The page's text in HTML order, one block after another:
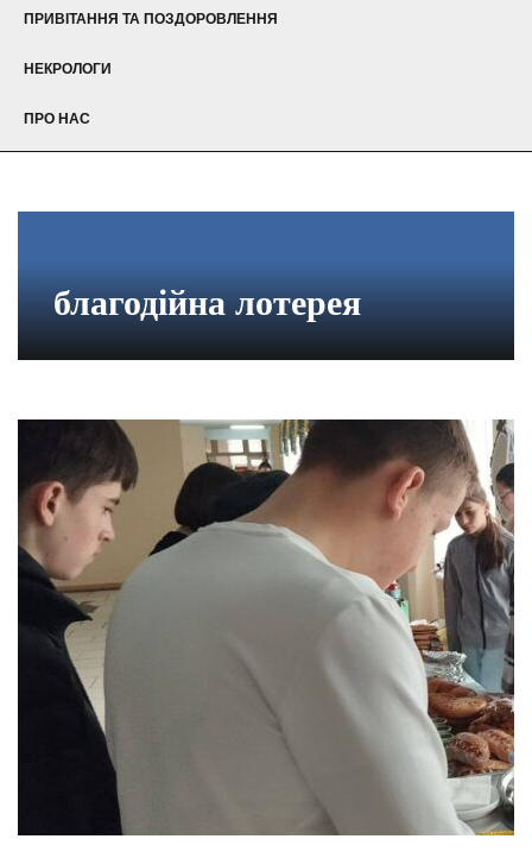
ПРИВІТАННЯ ТА ПОЗДОРОВЛЕННЯ
НЕКРОЛОГИ
ПРО НАС
благодійна лотерея